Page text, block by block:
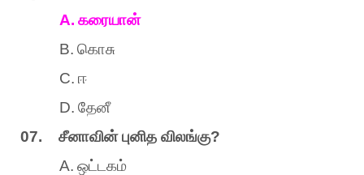
A. கரையான்
B. கொசு
C. ஈ
D. தேனீ
07. சீனாவின் புனித விலங்கு?
A. ஒட்டகம்